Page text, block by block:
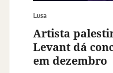
Lusa
Artista
Levant dá
em dezembro